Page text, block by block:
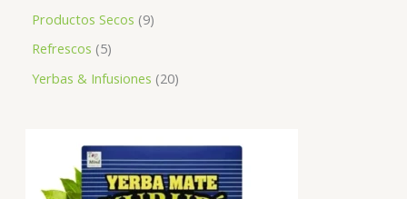
Productos Secos 9
Refrescos 5
Yerbas & Infusiones 20